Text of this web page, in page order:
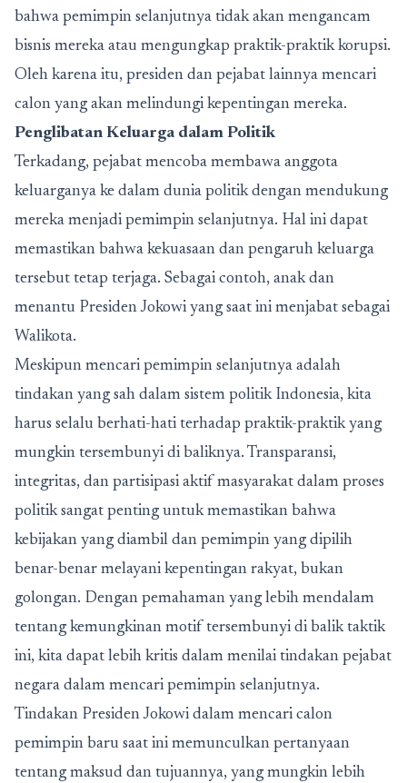
bahwa pemimpin selanjutnya tidak akan mengancam
bisnis mereka atau mengungkap praktik-praktik korupsi.
Oleh karena itu, presiden dan pejabat lainnya mencari
calon yang akan melindungi kepentingan mereka.
Penglibatan Keluarga dalam Politik
Terkadang, pejabat mencoba membawa anggota
keluarganya ke dalam dunia politik dengan mendukung
mereka menjadi pemimpin selanjutnya. Hal ini dapat
memastikan bahwa kekuasaan dan pengaruh keluarga
tersebut tetap terjaga. Sebagai contoh, anak dan
menantu Presiden Jokowi yang saat ini menjabat sebagai
Walikota.
Meskipun mencari pemimpin selanjutnya adalah
tindakan yang sah dalam sistem politik Indonesia, kita
harus selalu berhati-hati terhadap praktik-praktik yang
mungkin tersembunyi di baliknya. Transparansi,
integritas, dan partisipasi aktif masyarakat dalam proses
politik sangat penting untuk memastikan bahwa
kebijakan yang diambil dan pemimpin yang dipilih
benar-benar melayani kepentingan rakyat, bukan
golongan. Dengan pemahaman yang lebih mendalam
tentang kemungkinan motif tersembunyi di balik taktik
ini, kita dapat lebih kritis dalam menilai tindakan pejabat
negara dalam mencari pemimpin selanjutnya.
Tindakan Presiden Jokowi dalam mencari calon
pemimpin baru saat ini memunculkan pertanyaan
tentang maksud dan tujuannya, yang mungkin lebih